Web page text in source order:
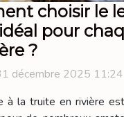
choisir le
pour
?
décembre 2025 11:24
à la truite en rivière